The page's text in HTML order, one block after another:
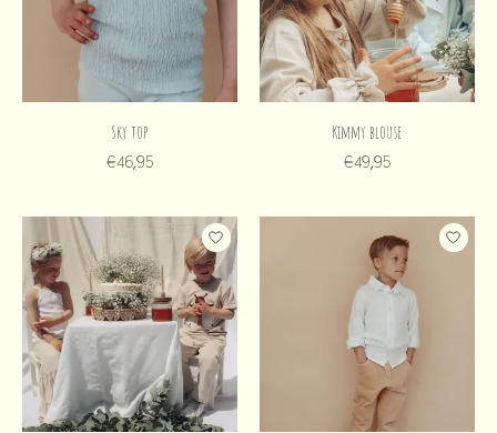
Sky top
€46,95
Kimmy blouse
€49,95